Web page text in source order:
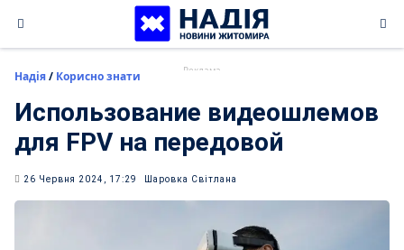
content
Надія/ Корисно знати
Использование видеошлемов
для FPV на передовой
26 Червня 2024, 17:29 Шаровка Світлана